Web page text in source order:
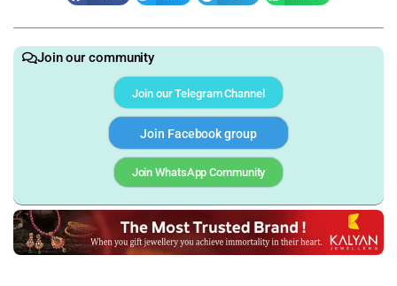
Join our community
Join our Telegram Channel
Join Facebook group
Join WhatsApp Community